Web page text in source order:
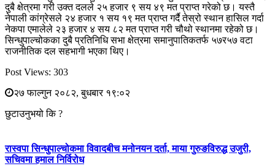
दुबै क्षेत्रमा गरी उक्त दलले २५ हजार ९ सय ४९ मत प्राप्त गरेको छ। यस्तै
नेपाली कांग्रेसले २४ हजार १ सय १९ मत प्राप्त गर्दै तेस्रो स्थान हासिल गर्दा
नेकपा एमालेले २३ हजार ४ सय ८२ मत प्राप्त गरी चौथो स्थानमा रहेको छ।
सिन्धुपाल्चोकका दुबै प्रतिनिधि सभा क्षेत्रमा समानुपातिकतर्फ ५७र५७ वटा
राजनीतिक दल सहभागी भएका थिए।
Post Views: 303
२७ फाल्गुन २०८२, बुधबार १९:०२
छुटाउनुभयो कि ?
रास्वपा सिन्धुपाल्चोकमा विवादबीच मनोनयन दर्ता, माया गुरुङविरुद्ध उजुरी,
सचिवमा हमाल निर्विरोध